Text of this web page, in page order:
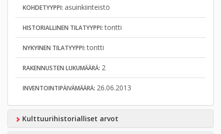
KOHDETYYPPI: asuinkiinteistö
HISTORIALLINEN TILATYYPPI:tontti
NYKYINEN TILATYYPPI:tontti
RAKENNUSTEN LUKUMÄÄRÄ: 2
INVENTOINTIPÄIVÄMÄÄRÄ: 26.06.2013
Kulttuurihistorialliset arvot